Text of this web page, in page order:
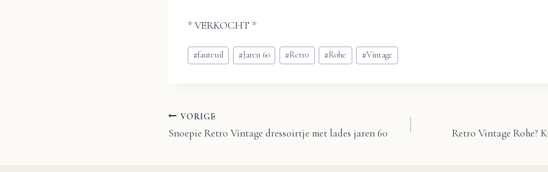
* VERKOCHT *
Bericht
tags:
#fauteuil #Jaren 60 #Retro #Rohe #Vintage
Bericht
VORIGE
Snoepie Retro Vintage dressoirtje met lades jaren 60 Retro Vintage Rohe?